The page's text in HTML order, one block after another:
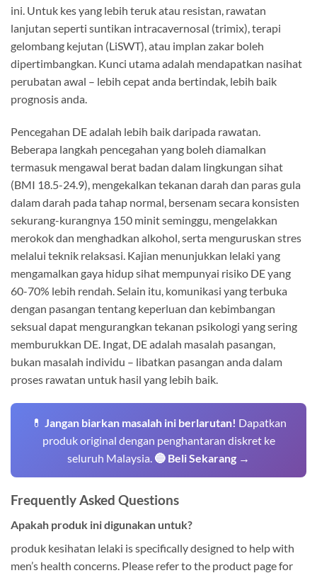
ini. Untuk kes yang lebih teruk atau resistan, rawatan
lanjutan seperti suntikan intracavernosal (trimix), terapi
gelombang kejutan (LiSWT), atau implan zakar boleh
dipertimbangkan. Kunci utama adalah mendapatkan nasihat
perubatan awal – lebih cepat anda bertindak, lebih baik
prognosis anda.
Pencegahan DE adalah lebih baik daripada rawatan.
Beberapa langkah pencegahan yang boleh diamalkan
termasuk mengawal berat badan dalam lingkungan sihat
(BMI 18.5-24.9), mengekalkan tekanan darah dan paras gula
dalam darah pada tahap normal, bersenam secara konsisten
sekurang-kurangnya 150 minit seminggu, mengelakkan
merokok dan menghadkan alkohol, serta menguruskan stres
melalui teknik relaksasi. Kajian menunjukkan lelaki yang
mengamalkan gaya hidup sihat mempunyai risiko DE yang
60-70% lebih rendah. Selain itu, komunikasi yang terbuka
dengan pasangan tentang keperluan dan kebimbangan
seksual dapat mengurangkan tekanan psikologi yang sering
memburukkan DE. Ingat, DE adalah masalah pasangan,
bukan masalah individu – libatkan pasangan anda dalam
proses rawatan untuk hasil yang lebih baik.
💊 Jangan biarkan masalah ini berlarutan! Dapatkan
produk original dengan penghantaran diskret ke
seluruh Malaysia. 🔵 Beli Sekarang →
Frequently Asked Questions
Apakah produk ini digunakan untuk?
produk kesihatan lelaki is specifically designed to help with
men’s health concerns. Please refer to the product page for